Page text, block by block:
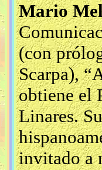
Mario
(con
Scarpa),
obtiene el
Linares.
invitado a